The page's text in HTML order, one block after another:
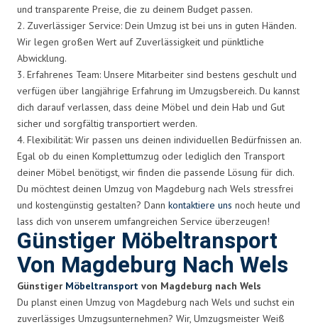
und transparente Preise, die zu deinem Budget passen.
2. Zuverlässiger Service: Dein Umzug ist bei uns in guten Händen.
Wir legen großen Wert auf Zuverlässigkeit und pünktliche
Abwicklung.
3. Erfahrenes Team: Unsere Mitarbeiter sind bestens geschult und
verfügen über langjährige Erfahrung im Umzugsbereich. Du kannst
dich darauf verlassen, dass deine Möbel und dein Hab und Gut
sicher und sorgfältig transportiert werden.
4. Flexibilität: Wir passen uns deinen individuellen Bedürfnissen an.
Egal ob du einen Komplettumzug oder lediglich den Transport
deiner Möbel benötigst, wir finden die passende Lösung für dich.
Du möchtest deinen Umzug von Magdeburg nach Wels stressfrei
und kostengünstig gestalten? Dann kontaktiere uns noch heute und
lass dich von unserem umfangreichen Service überzeugen!
Günstiger Möbeltransport
Von Magdeburg Nach Wels
Günstiger Möbeltransport von Magdeburg nach Wels
Du planst einen Umzug von Magdeburg nach Wels und suchst ein
zuverlässiges Umzugsunternehmen? Wir, Umzugsmeister Weiß